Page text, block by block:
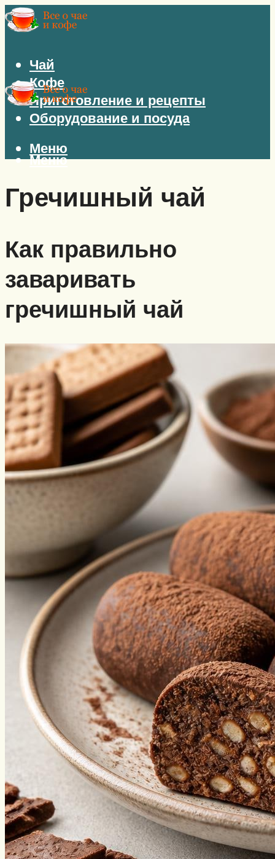
Чай
Кофе
Приготовление и рецепты
Оборудование и посуда
Меню
Меню
Гречишный чай
Как правильно
заваривать
гречишный чай